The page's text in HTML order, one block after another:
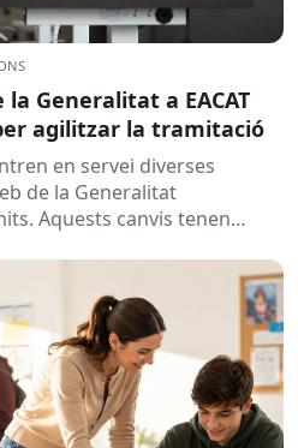
Generalitat a EACAT
agilitzar la tramitació
en servei diverses
de la Generalitat
Aquests canvis tenen